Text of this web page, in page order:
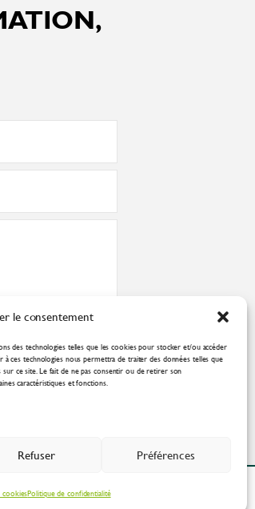
le consentement
des technologies telles que les cookies pour stocker et/ou accéder
à ces technologies nous permettra de traiter des données telles que
ce site. Le fait de ne pas consentir ou de retirer son
caractéristiques et fonctions.
Refuser Préférences
cookiesPolitique de confidentialité
de confidentialité